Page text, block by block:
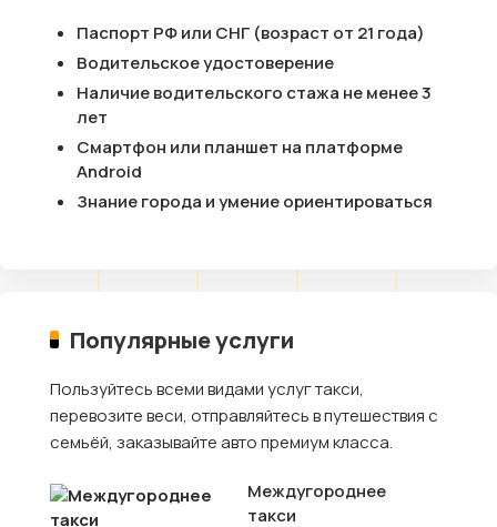
Паспорт РФ или СНГ (возраст от 21 года)
Водительское удостоверение
Наличие водительского стажа не менее 3
лет
Смартфон или планшет на платформе
Android
Знание города и умение ориентироваться
Популярные услуги
Пользуйтесь всеми видами услуг такси,
перевозите веси, отправляйтесь в путешествия с
семьёй, заказывайте авто премиум класса.
Междугороднее
такси